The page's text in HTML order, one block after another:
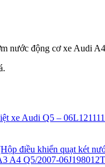
nước động cơ xe Audi